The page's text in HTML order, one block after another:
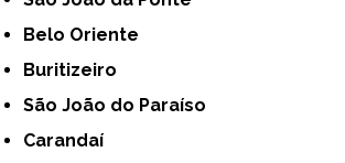
Belo Oriente
Buritizeiro
São João do Paraíso
Carandaí